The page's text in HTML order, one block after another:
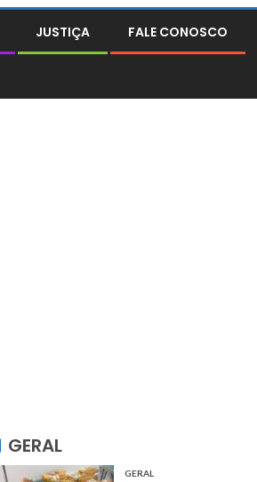
JUSTIÇA FALE CONOSCO
GERAL
GERAL